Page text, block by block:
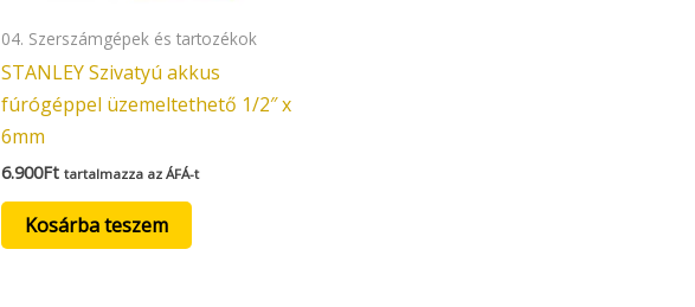
04. Szerszámgépek és tartozékok
STANLEY Szivatyú akkus
fúrógéppel üzemeltethető 1/2″ x
6mm
6.900Ft tartalmazza az ÁFÁ-t
Kosárba teszem